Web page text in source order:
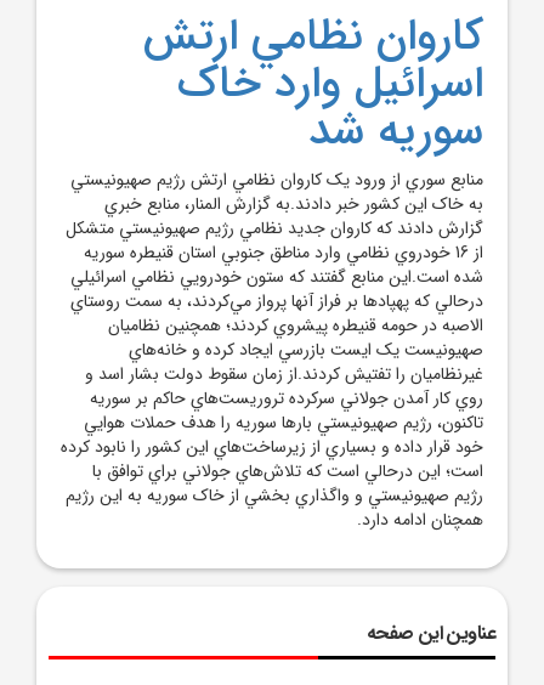
کاروان نظامي ارتش
اسرائيل وارد خاک
سوريه شد
منابع سوري از ورود يک کاروان نظامي ارتش رژيم صهيونيستي
به خاک اين کشور خبر دادند.به گزارش المنار، منابع خبري
گزارش دادند که کاروان جديد نظامي رژيم صهيونيستي متشکل
از 16 خودروي نظامي وارد مناطق جنوبي استان قنيطره سوريه
شده است.اين منابع گفتند که ستون خودرويي نظامي اسرائيلي
درحالي که پهپادها بر فراز آنها پرواز مي‌کردند، به سمت روستاي
الاصبه در حومه قنيطره پيشروي کردند؛ همچنين نظاميان
صهيونيست يک ايست بازرسي ايجاد کرده و خانه‌هاي
غيرنظاميان را تفتيش کردند.از زمان سقوط دولت بشار اسد و
روي کار آمدن جولاني سرکرده تروريست‌هاي حاکم بر سوريه
تاکنون، رژيم صهيونيستي بارها سوريه را هدف حملات هوايي
خود قرار داده و بسياري از زيرساخت‌هاي اين کشور را نابود کرده
است؛ اين درحالي است که تلاش‌هاي جولاني براي توافق با
رژيم صهيونيستي و واگذاري بخشي از خاک سوريه به اين رژيم
همچنان ادامه دارد.
عناوین این صفحه